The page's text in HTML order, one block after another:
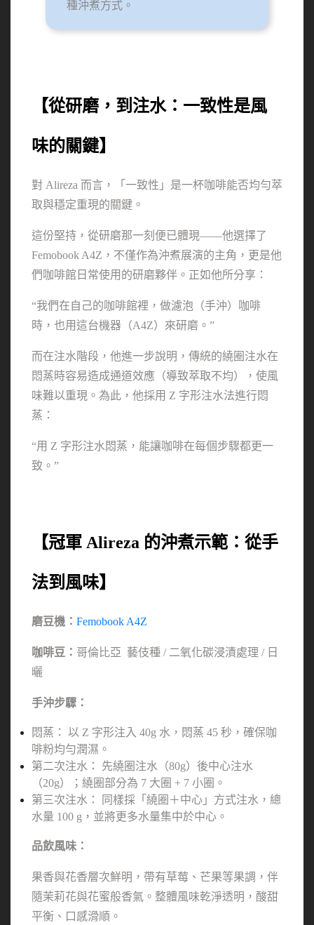
種沖煮方式。
【從研磨，到注水：一致性是風
味的關鍵】
對 Alireza 而言，「一致性」是一杯咖啡能否均勻萃
取與穩定重現的關鍵。
這份堅持，從研磨那一刻便已體現——他選擇了
Femobook A4Z，不僅作為沖煮展演的主角，更是他
們咖啡館日常使用的研磨夥伴。正如他所分享：
“我們在自己的咖啡館裡，做濾泡（手沖）咖啡
時，也用這台機器（A4Z）來研磨。”
而在注水階段，他進一步說明，傳統的繞圈注水在
悶蒸時容易造成通道效應（導致萃取不均），使風
味難以重現。為此，他採用 Z 字形注水法進行悶
蒸：
“用 Z 字形注水悶蒸，能讓咖啡在每個步驟都更一
致。”
【冠軍 Alireza 的沖煮示範：從手
法到風味】
磨豆機： Femobook A4Z
咖啡豆： 哥倫比亞  藝伎種 / 二氧化碳浸漬處理 / 日
曬
手沖步驟：
悶蒸： 以 Z 字形注入 40g 水，悶蒸 45 秒，確保咖
啡粉均勻潤濕。
第二次注水： 先繞圈注水（80g）後中心注水
（20g）；繞圈部分為 7 大圈 + 7 小圈。
第三次注水： 同樣採「繞圈＋中心」方式注水，總
水量 100 g，並將更多水量集中於中心。
品飲風味：
果香與花香層次鮮明，帶有草莓、芒果等果調，伴
隨茉莉花與花蜜般香氣。整體風味乾淨透明，酸甜
平衡、口感滑順。